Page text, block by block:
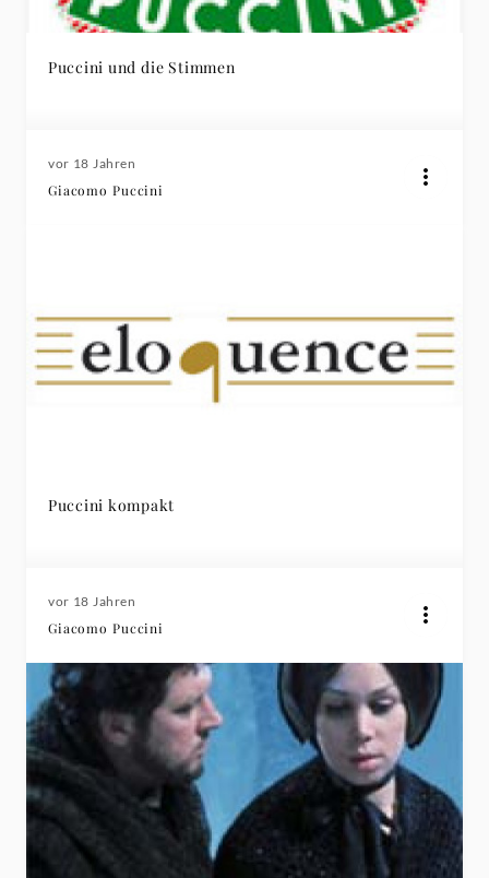
Puccini und die Stimmen
vor 18 Jahren
Giacomo Puccini
Puccini kompakt
vor 18 Jahren
Giacomo Puccini